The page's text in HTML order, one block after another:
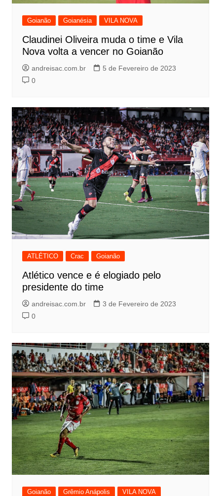
Goianão Goianésia VILA NOVA
Claudinei Oliveira muda o time e Vila
Nova volta a vencer no Goianão
andreisac.com.br
5 de Fevereiro de 2023
0
ATLÉTICO Crac Goianão
Atlético vence e é elogiado pelo
presidente do time
andreisac.com.br
3 de Fevereiro de 2023
0
Goianão Grêmio Anápolis VILA NOVA